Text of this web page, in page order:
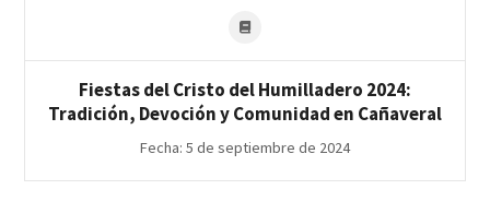
Fiestas del Cristo del Humilladero 2024:
Tradición, Devoción y Comunidad en Cañaveral
Fecha: 5 de septiembre de 2024